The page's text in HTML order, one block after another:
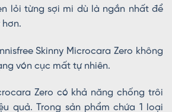
lỏi từng sợi mi dù là ngắn nhất để
Skinny Microcara Zero không
vón cục mất tự nhiên.
Zero có khả năng chống trôi
quả. Trong sản phẩm chứa 1 loại